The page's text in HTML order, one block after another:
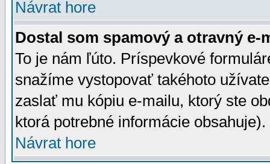
Návrat hore
Dostal som spamový a otravný e-
To je nám ľúto. Príspevkové
snažíme vystopovať takéhoto
zaslať mu kópiu e-mailu, ktorý ste
ktorá potrebné informácie
Návrat hore